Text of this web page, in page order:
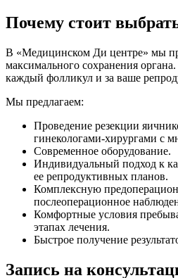
Почему стоит
В «Медицинском Ди центре» мы
максимального сохранения
каждый фолликул и за ваше
Мы предлагаем:
Проведение резекции
гинекологами-хирургами с
Современное оборудование.
Индивидуальный подход к
ее репродуктивных планов.
Комплексную
послеоперационное
Комфортные условия
этапах лечения.
Быстрое получение
Запись на